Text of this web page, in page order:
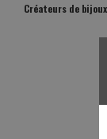
Créateurs de bijoux